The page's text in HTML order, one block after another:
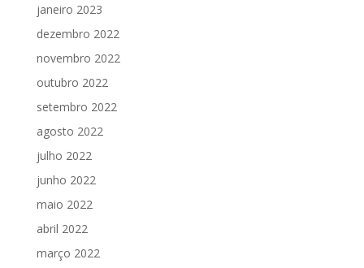
janeiro 2023
dezembro 2022
novembro 2022
outubro 2022
setembro 2022
agosto 2022
julho 2022
junho 2022
maio 2022
abril 2022
março 2022